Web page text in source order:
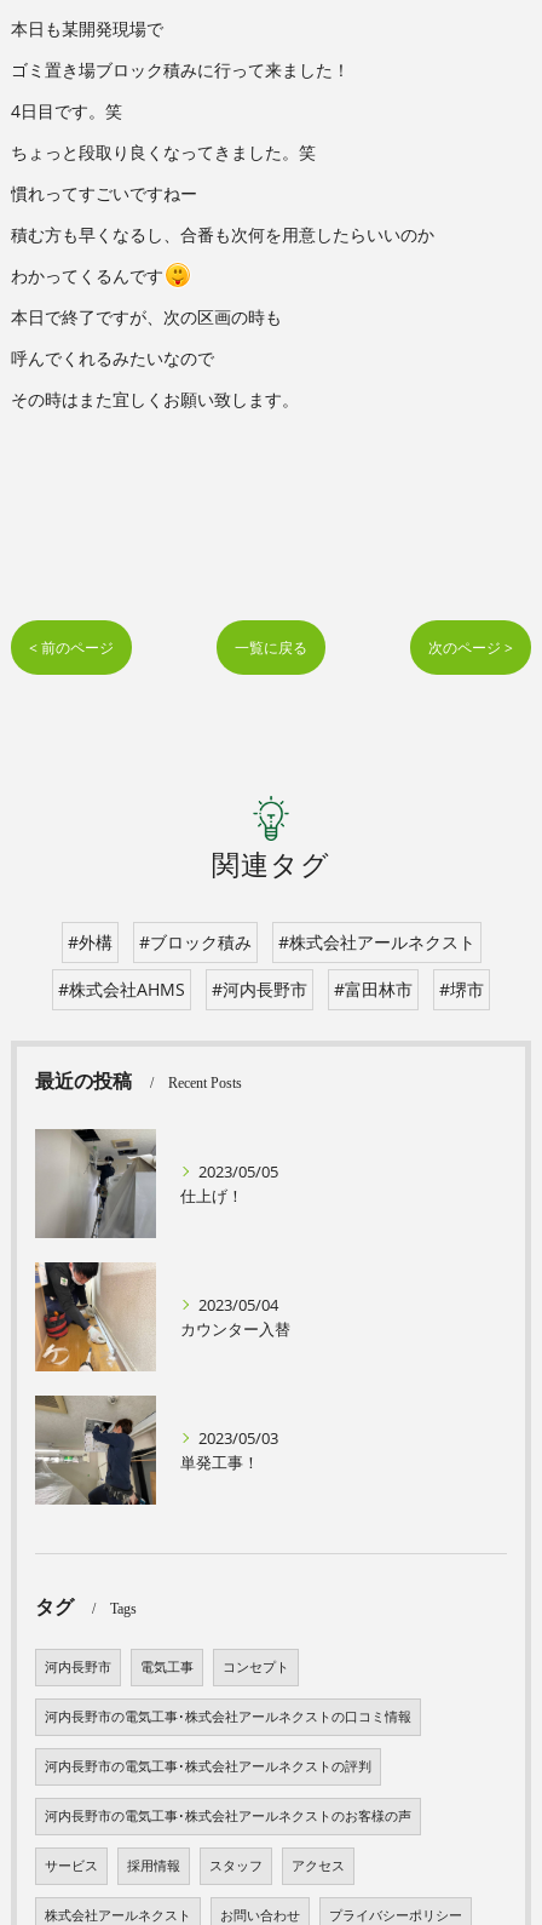
本日も某開発現場で
ゴミ置き場ブロック積みに行って来ました！
4日目です。笑
ちょっと段取り良くなってきました。笑
慣れってすごいですねー
積む方も早くなるし、合番も次何を用意したらいいのか
わかってくるんです
本日で終了ですが、次の区画の時も
呼んでくれるみたいなので
その時はまた宜しくお願い致します。
< 前のページ 一覧に戻る 次のページ >
関連タグ
#外構 #ブロック積み #株式会社アールネクスト
#株式会社AHMS #河内長野市 #富田林市 #堺市
最近の投稿 Recent Posts
2023/05/05
仕上げ！
2023/05/04
カウンター入替
2023/05/03
単発工事！
タグ Tags
河内長野市 電気工事 コンセプト
河内長野市の電気工事･株式会社アールネクストの口コミ情報
河内長野市の電気工事･株式会社アールネクストの評判
河内長野市の電気工事･株式会社アールネクストのお客様の声
サービス 採用情報 スタッフ アクセス
株式会社アールネクスト お問い合わせ プライバシーポリシー